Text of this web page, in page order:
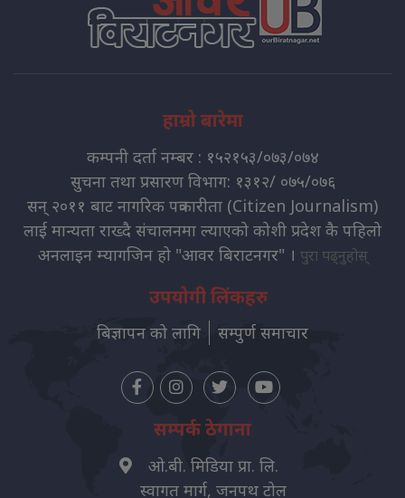
हाम्रो बारेमा
कम्पनी दर्ता नम्बर : १५२१५३/०७३/०७४
सुचना तथा प्रसारण विभाग: १३१२/ ०७५/०७६
सन् २०११ बाट नागरिक पत्रकारीता (Citizen Journalism)
लाई मान्यता राख्दै संचालनमा ल्याएको कोशी प्रदेश कै पहिलो
अनलाइन म्यागजिन हो "आवर बिराटनगर" । पुरा पढ्नुहोस्
उपयोगी लिंकहरु
बिज्ञापन को लागि सम्पुर्ण समाचार
सम्पर्क ठेगाना
ओ.बी. मिडिया प्रा. लि.
स्वागत मार्ग, जनपथ टोल